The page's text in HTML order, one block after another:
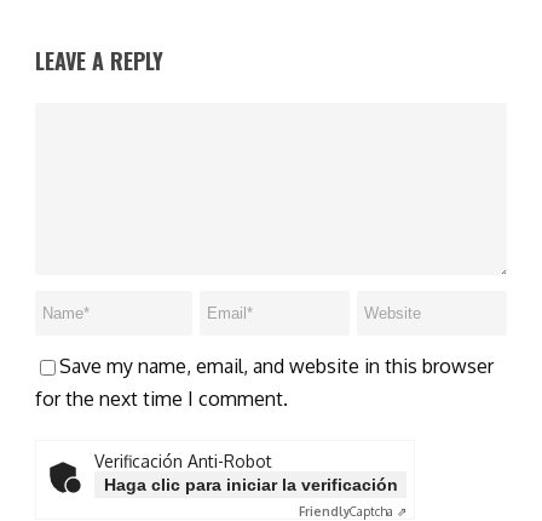
LEAVE A REPLY
Save my name, email, and website in this browser
for the next time I comment.
Verificación Anti-Robot
Haga clic para iniciar la verificación
FriendlyCaptcha ⇗